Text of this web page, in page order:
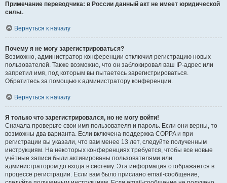
Примечание переводчика: в России данный акт не имеет юридической
силы..
Вернуться к началу
Почему я не могу зарегистрироваться?
Возможно, администратор конференции отключил регистрацию новых
пользователей. Также возможно, что он заблокировал ваш IP-адрес или
запретил имя, под которым вы пытаетесь зарегистрироваться.
Обратитесь за помощью к администратору конференции.
Вернуться к началу
Я только что зарегистрировался, но не могу войти!
Сначала проверьте свои имя пользователя и пароль. Если они верны, то
возможны два варианта. Если включена поддержка COPPA и при
регистрации вы указали, что вам менее 13 лет, следуйте полученным
инструкциям. На некоторых конференциях требуется, чтобы все новые
учётные записи были активированы пользователями или
администратором до входа в систему. Эта информация отображается в
процессе регистрации. Если вам было прислано email-сообщение,